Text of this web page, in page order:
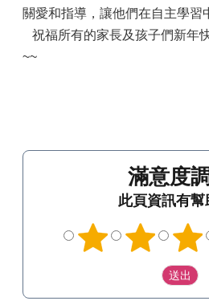
關愛和指導，讓他們在自主學習
祝福所有的家長及孩子們新年
~~
滿意度
此頁資訊有幫